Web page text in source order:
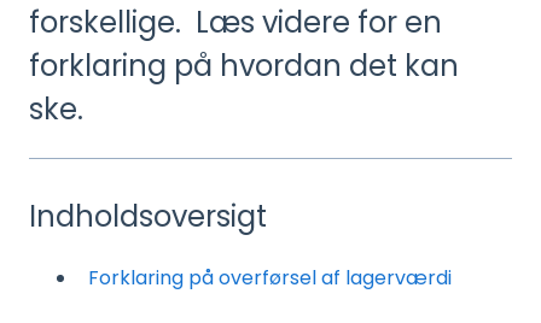
forskellige. Læs videre for en
forklaring på hvordan det kan
ske.
Indholdsoversigt
Forklaring på overførsel af lagerværdi